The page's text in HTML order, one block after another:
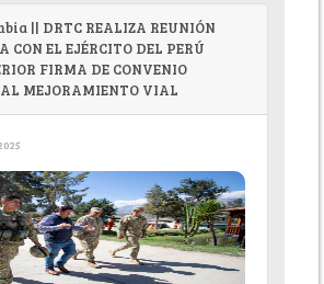
|| DRTC REALIZA REUNIÓN
CON EL EJÉRCITO DEL PERÚ
FIRMA DE CONVENIO
MEJORAMIENTO VIAL